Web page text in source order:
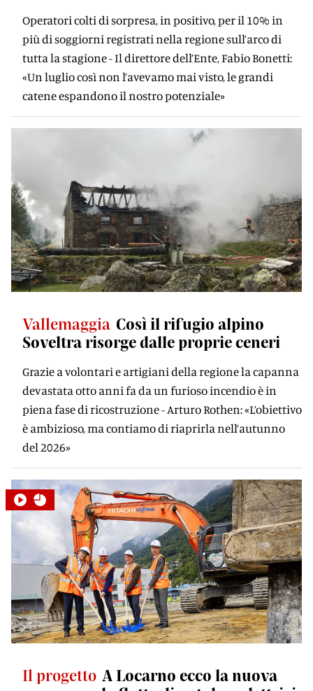
Operatori colti di sorpresa, in positivo, per il 10% in
più di soggiorni registrati nella regione sull’arco di
tutta la stagione - Il direttore dell’Ente, Fabio Bonetti:
«Un luglio così non l’avevamo mai visto, le grandi
catene espandono il nostro potenziale»
Vallemaggia Così il rifugio alpino
Soveltra risorge dalle proprie ceneri
Grazie a volontari e artigiani della regione la capanna
devastata otto anni fa da un furioso incendio è in
piena fase di ricostruzione - Arturo Rothen: «L’obiettivo
è ambizioso, ma contiamo di riaprirla nell’autunno
del 2026»
Il progetto A Locarno ecco la nuova